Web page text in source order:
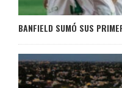
BANFIELD SUMÓ SUS